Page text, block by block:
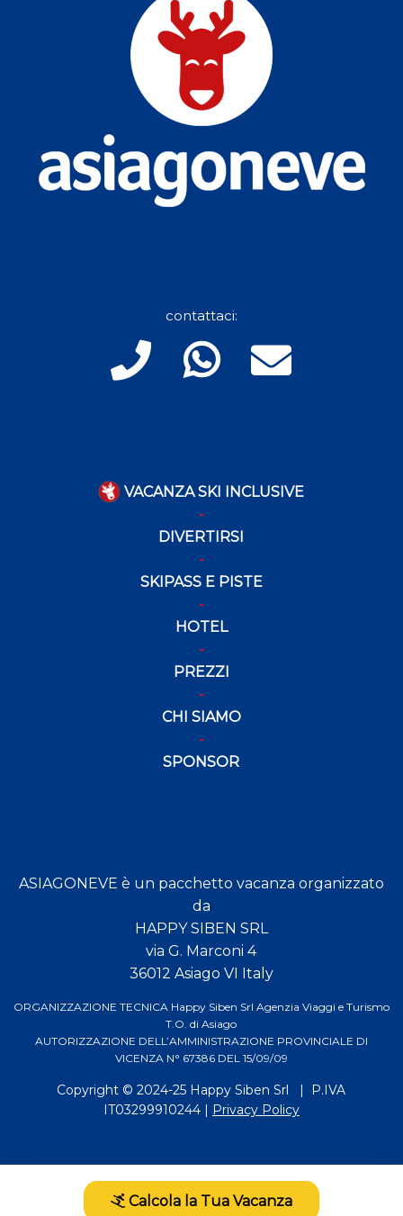
contattaci:
VACANZA SKI INCLUSIVE
DIVERTIRSI
SKIPASS E PISTE
HOTEL
PREZZI
CHI SIAMO
SPONSOR
ASIAGONEVE è un pacchetto vacanza organizzato
da
HAPPY SIBEN SRL
via G. Marconi 4
36012 Asiago VI Italy
ORGANIZZAZIONE TECNICA Happy Siben Srl Agenzia Viaggi e Turismo
T.O. di Asiago
AUTORIZZAZIONE DELL’AMMINISTRAZIONE PROVINCIALE DI
VICENZA N° 67386 DEL 15/09/09
Copyright © 2024-25 Happy Siben Srl | P.IVA
IT03299910244 | Privacy Policy
Calcola la Tua Vacanza